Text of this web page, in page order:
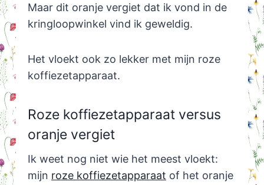
Maar dit oranje vergiet dat ik vond in de
kringloopwinkel vind ik geweldig.
Het vloekt ook zo lekker met mijn roze
koffiezetapparaat.
Roze koffiezetapparaat versus
oranje vergiet
Ik weet nog niet wie het meest vloekt:
mijn roze koffiezetapparaat of het oranje